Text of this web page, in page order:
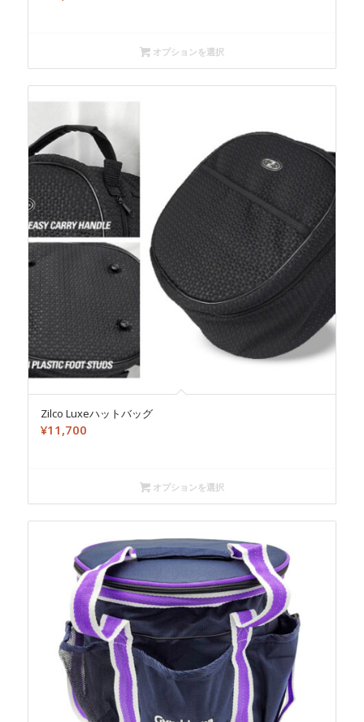
オプションを選択
Zilco Luxeハットバッグ
¥11,700
オプションを選択